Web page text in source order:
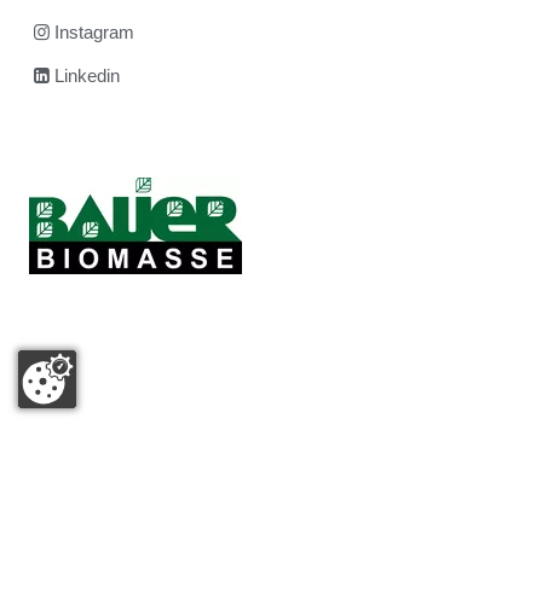
Instagram
Linkedin